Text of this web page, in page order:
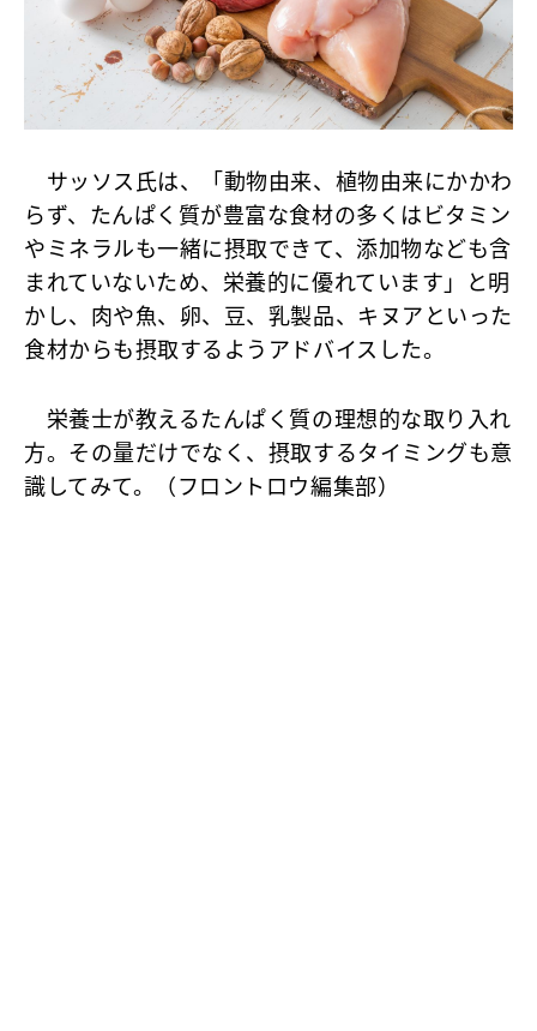
サッソス氏は、「動物由来、植物由来にかかわ
らず、たんぱく質が豊富な食材の多くはビタミン
やミネラルも一緒に摂取できて、添加物なども含
まれていないため、栄養的に優れています」と明
かし、肉や魚、卵、豆、乳製品、キヌアといった
食材からも摂取するようアドバイスした。
栄養士が教えるたんぱく質の理想的な取り入れ
方。その量だけでなく、摂取するタイミングも意
識してみて。（フロントロウ編集部）